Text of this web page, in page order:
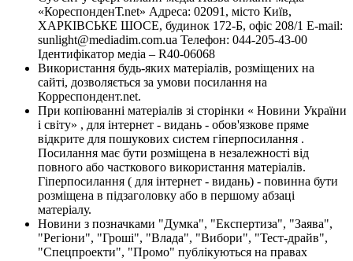
«КореспонденТ.net» Адреса: 02091, місто Київ,
ХАРКІВСЬКЕ ШОСЕ, будинок 172-Б, офіс 208/1 E-mail:
sunlight@mediadim.com.ua Телефон: 044-205-43-00
Ідентифікатор медіа – R40-06068
Використання будь-яких матеріалів, розміщених на
сайті, дозволяється за умови посилання на
Корреспондент.net.
При копіюванні матеріалів зі сторінки « Новини України
і світу» , для інтернет - видань - обов'язкове пряме
відкрите для пошукових систем гіперпосилання .
Посилання має бути розміщена в незалежності від
повного або часткового використання матеріалів.
Гіперпосилання ( для інтернет - видань) - повинна бути
розміщена в підзаголовку або в першому абзаці
матеріалу.
Новини з позначками "Думка", "Експертиза", "Заява",
"Регіони", "Гроші", "Влада", "Вибори", "Тест-драйв",
"Спецпроекти", "Промо" публікуються на правах